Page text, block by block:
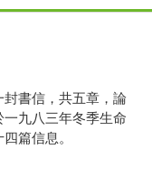
書信，共五章，論
九八三年冬季生命
篇信息。